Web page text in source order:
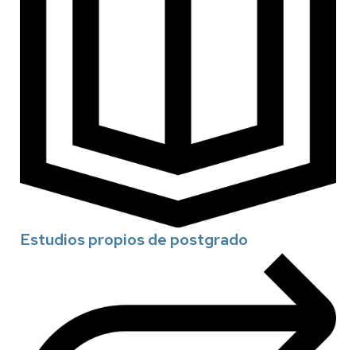
Estudios propios de postgrado